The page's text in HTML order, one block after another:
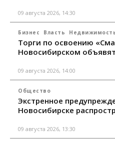
09 августа 2026, 14:30
Бизнес Власть
Торги по освоению
Новосибирском
09 августа 2026, 14:00
Общество
Экстренное
Новосибирске
09 августа 2026, 13:30